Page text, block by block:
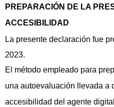
PREPARACIÓN DE LA
ACCESIBILIDAD
La presente declaración fue
2023.
El método empleado para
una autoevaluación llevada a
accesibilidad del agente